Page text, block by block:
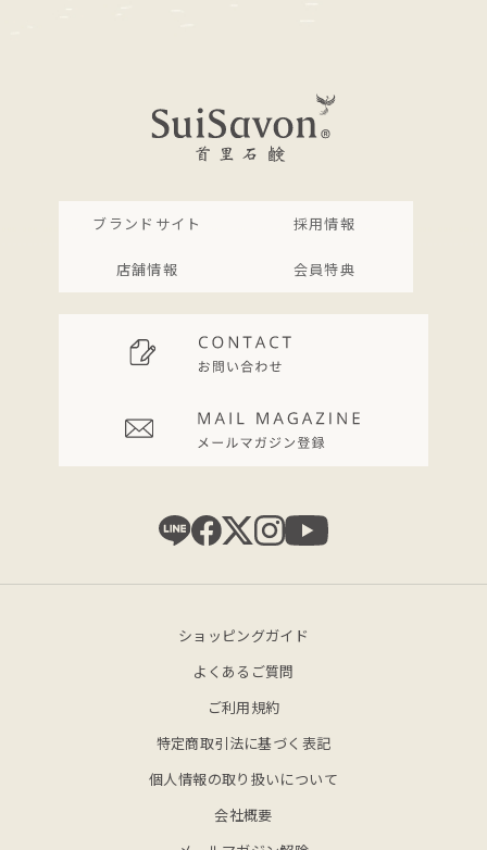
ブランドサイト 採用情報
店舗情報 会員特典
ショッピングガイド
よくあるご質問
ご利用規約
特定商取引法に基づく表記
個人情報の取り扱いについて
会社概要